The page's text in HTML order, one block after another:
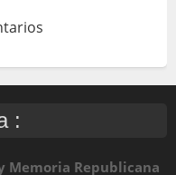
:
Memoria Republicana